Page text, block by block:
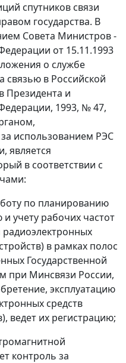
спутников связи
государства. В
Совета Министров -
от 15.11.1993
о службе
связью в Российской
Президента и
1993, № 47,
использованием РЭС
является
в соответствии с
по планированию
учету рабочих частот
радиоэлектронных
в рамках полос
Государственной
при Минсвязи России,
эксплуатацию
средств
ведет их регистрацию;
контроль за